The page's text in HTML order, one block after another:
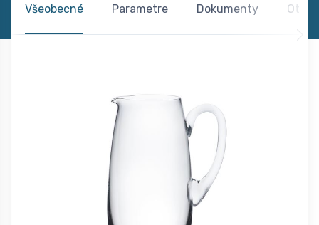
Všeobecné Parametre Dokumenty